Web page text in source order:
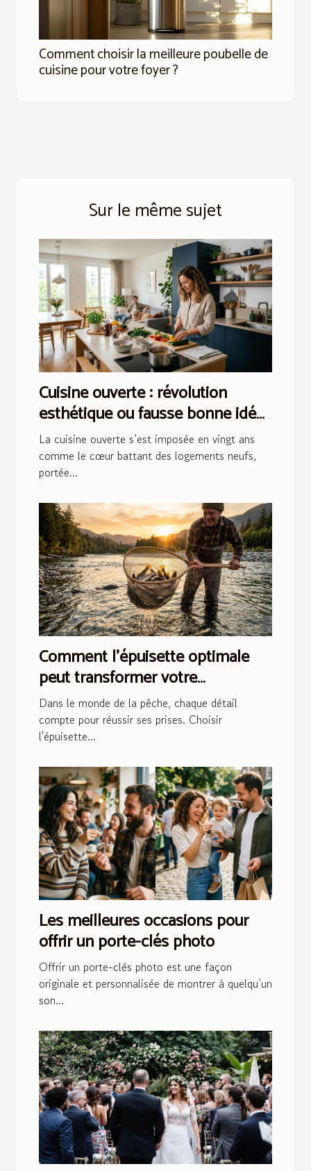
Comment choisir la meilleure poubelle de
cuisine pour votre foyer ?
Sur le même sujet
Cuisine ouverte : révolution
esthétique ou fausse bonne idée
?
La cuisine ouverte s’est imposée en vingt ans
comme le cœur battant des logements neufs,
portée...
Comment l'épuisette optimale
peut transformer votre
expérience de pêche ?
Dans le monde de la pêche, chaque détail
compte pour réussir ses prises. Choisir
l'épuisette...
Les meilleures occasions pour
offrir un porte-clés photo
Offrir un porte-clés photo est une façon
originale et personnalisée de montrer à quelqu’un
son...